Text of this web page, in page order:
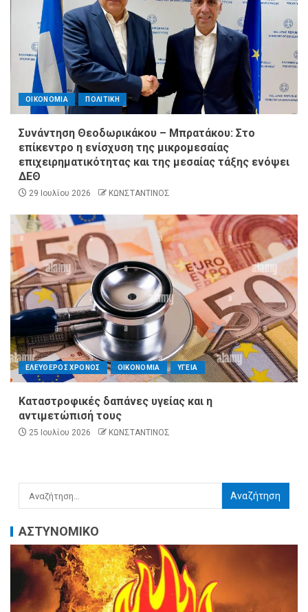
ΟΙΚΟΝΟΜΙΑ ΠΟΛΙΤΙΚΗ
Συνάντηση Θεοδωρικάκου – Μπρατάκου: Στο
επίκεντρο η ενίσχυση της μικρομεσαίας
επιχειρηματικότητας και της μεσαίας τάξης ενόψει
ΔΕΘ
29 Ιουλίου 2026 ΚΩΝΣΤΑΝΤΙΝΟΣ
ΕΛΕΥΘΕΡΟΣ ΧΡΟΝΟΣ ΟΙΚΟΝΟΜΙΑ ΥΓΕΙΑ
Καταστροφικές δαπάνες υγείας και η
αντιμετώπισή τους
25 Ιουλίου 2026 ΚΩΝΣΤΑΝΤΙΝΟΣ
ΑΣΤΥΝΟΜΙΚΟ